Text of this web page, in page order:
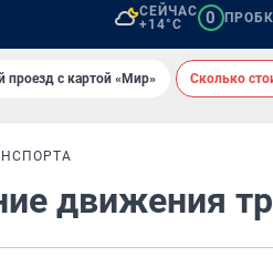
СЕЙЧАС
+14°C
0
проезд с картой «Мир» Сколько
движения